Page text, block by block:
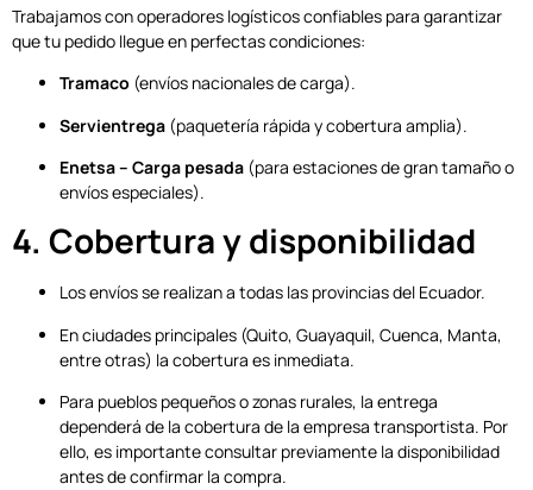
Trabajamos con operadores logísticos confiables para garantizar
que tu pedido llegue en perfectas condiciones:
Tramaco (envíos nacionales de carga).
Servientrega (paquetería rápida y cobertura amplia).
Enetsa – Carga pesada (para estaciones de gran tamaño o
envíos especiales).
4. Cobertura y disponibilidad
Los envíos se realizan a todas las provincias del Ecuador.
En ciudades principales (Quito, Guayaquil, Cuenca, Manta,
entre otras) la cobertura es inmediata.
Para pueblos pequeños o zonas rurales, la entrega
dependerá de la cobertura de la empresa transportista. Por
ello, es importante consultar previamente la disponibilidad
antes de confirmar la compra.